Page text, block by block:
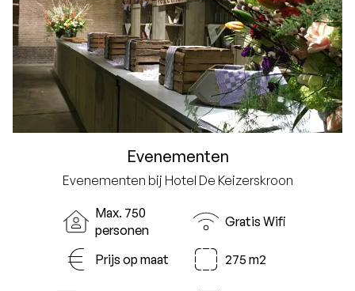
Evenementen
Evenementen bij Hotel De Keizerskroon
Max. 750
personen
Gratis Wifi
Prijs op maat 275 m2